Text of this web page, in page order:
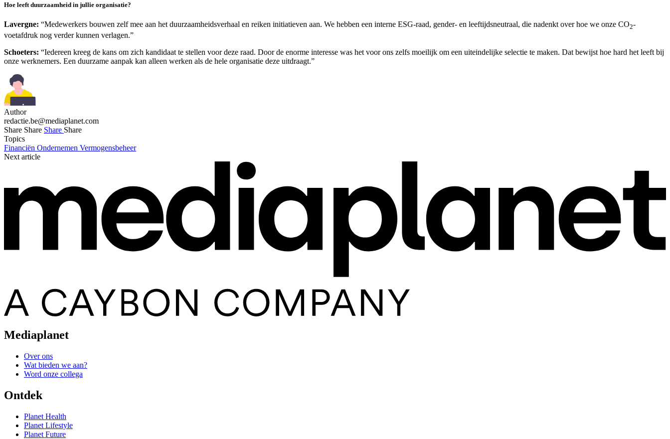
Hoe leeft duurzaamheid in jullie organisatie?
Lavergne: “Medewerkers bouwen zelf mee aan het duurzaamheidsverhaal en reiken initiatieven aan. We hebben een interne ESG-raad, gender- en leeftijdsneutraal, die nadenkt over hoe we onze CO2-
voetafdruk nog verder kunnen verlagen.”
Schoeters: “Iedereen kreeg de kans om zich kandidaat te stellen voor deze raad. Door de enorme interesse was het voor ons zelfs moeilijk om een uiteindelijke selectie te maken. Dat bewijst hoe hard het leeft bij
onze werknemers. Een duurzame aanpak kan alleen werken als de hele organisatie deze uitdraagt.”
Author
redactie.be@mediaplanet.com
Share Share Share Share
Topics
Financiën Ondernemen Vermogensbeheer
Next article
Mediaplanet
Over ons
Wat bieden we aan?
Word onze collega
Ontdek
Planet Health
Planet Lifestyle
Planet Future